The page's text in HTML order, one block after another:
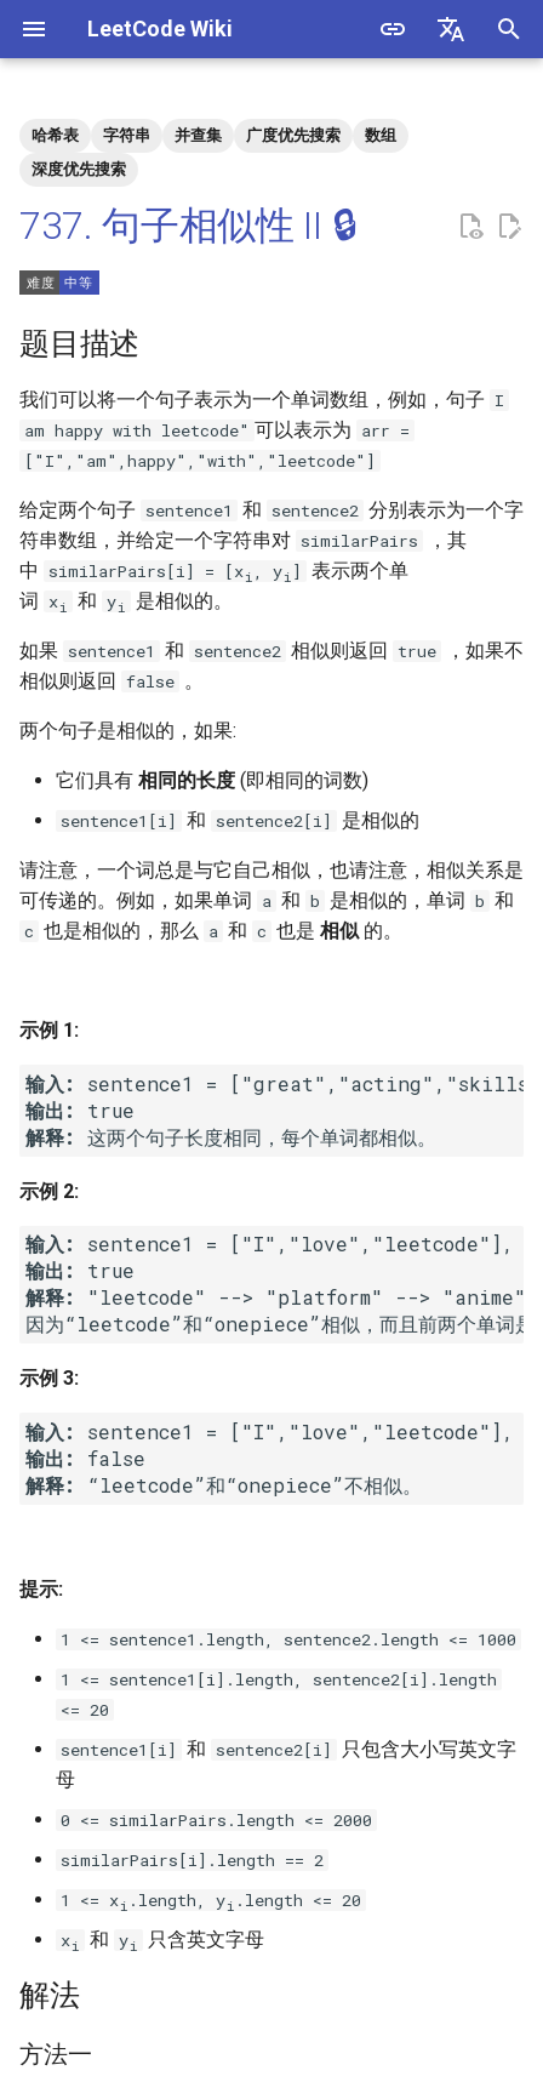
LeetCode Wiki
初
始
搜
索
擎
题目描述
解法
方法一
3. 数组中重复的数字
4. 二维数组中的查找
5. 替换空格
6. 从尾到头打印链表
7. 重建二叉树
9. 用两个栈实现队列
10.1. 斐波那契数列
10.2. 青蛙跳台阶问题
11. 旋转数组的最小数字
12. 矩阵中的路径
14.1. 剪绳子
14.2. 剪绳子 II
15. 二进制中 1 的个数
18. 删除链表的节点
20. 表示数值的字符串
21. 调整数组顺序使奇数位于
偶数前面
22. 链表中倒数第 k 个节点
24. 反转链表
25. 合并两个排序的链表
28. 对称的二叉树
29. 顺时针打印矩阵
31. 栈的压入、弹出序列
32.1. 从上到下打印二叉树
32.2. 从上到下打印二叉树 II
1. 整数除法
2. 二进制加法
3. 前 n 个数字二进制中 1 的个
5. 单词长度的最大乘积
7. 数组中和为 0 的三个数
8. 和大于等于 target 的最短子
数组
9. 乘积小于 K 的子数组
11. 和 1 个数相同的子数组
12. 左右两边子数组的和相等
13. 二维子矩阵的和
16. 不含重复字符的最长子字
符串
17. 含有所有字符的最短字符
串
18. 有效的回文
文
20. 回文子字符串的个数
21. 删除链表的倒数第 n 个结
22. 链表中环的入口节点
23. 两个链表的第一个重合节
点
25. 链表中的两数相加
26. 重排链表
27. 回文链表
1.1. 判定字符是否唯一
1.2. 判定是否互为字符重排
1.3. URL 化
1.4. 回文排列
1.5. 一次编辑
1.6. 字符串压缩
1.7. 旋转矩阵
1.8. 零矩阵
1.9. 字符串轮转
2.1. 移除重复节点
2.3. 删除中间节点
2.4. 分割链表
2.5. 链表求和
2.8. 环路检测
3.2. 栈的最小值
3.3. 堆盘子
3.6. 动物收容所
4.2. 最小高度树
4.3. 特定深度节点链表
4.4. 检查平衡性
4.5. 合法二叉搜索树
4.6. 后继者
4.9. 二叉搜索树序列
4.10. 检查子树
4.12. 求和路径
哈希表 字符串 并查集 广度优先搜索
数组
深度优先搜索
737. 句子相似性 II 🔒
题目描述
我们可以将一个句子表示为一个单词数组，例如，句子 I
am happy with leetcode" 可以表示为 arr =
["I","am",happy","with","leetcode"]
给定两个句子 sentence1 和 sentence2 分别表示为一个字
符串数组，并给定一个字符串对 similarPairs
，其
中
similarPairs[i] = [xi , yi ]
表示两个单
词 xi 和 yi 是相似的。
如果 sentence1 和 sentence2 相似则返回 true
，如果不
相似则返回 false 。
两个句子是相似的，如果:
它们具有 相同的长度 (即相同的词数)
sentence1[i] 和 sentence2[i] 是相似的
请注意，一个词总是与它自己相似，也请注意，相似关系是
可传递的。例如，如果单词 a 和 b 是相似的，单词 b 和
c 也是相似的，那么 a 和 c 也是 相似 的。
示例 1:
输入:
输出:
解释:
示例 2:
输入:
输出:
解释:
"leetcode" --> "platform" --> "anime"
因为“leetcode”和“onepiece”相似，而且前两个单词是
示例 3:
输入:
输出:
解释:
提示:
1 <= sentence1.length, sentence2.length <= 1000
1 <= sentence1[i].length, sentence2[i].length
<= 20
sentence1[i]
和 sentence2[i]
只包含大小写英文字
母
0 <= similarPairs.length <= 2000
similarPairs[i].length == 2
1 <= xi .length, yi .length <= 20
xi 和 yi 只含英文字母
解法
方法一